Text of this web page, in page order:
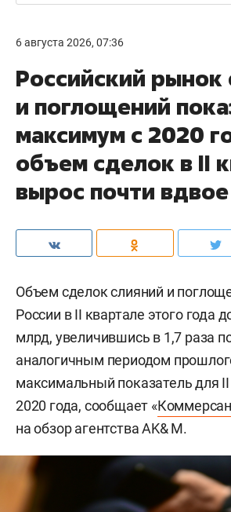
6 августа 2026, 07:36
Российский рынок
и поглощений
максимум с 2020
объем сделок в II
вырос почти вдвое
Объем сделок слияний и
России в II квартале этого года
млрд, увеличившись в 1,7 раза
аналогичным периодом
максимальный показатель для II
2020 года, сообщает «
на обзор агентства AK& M.